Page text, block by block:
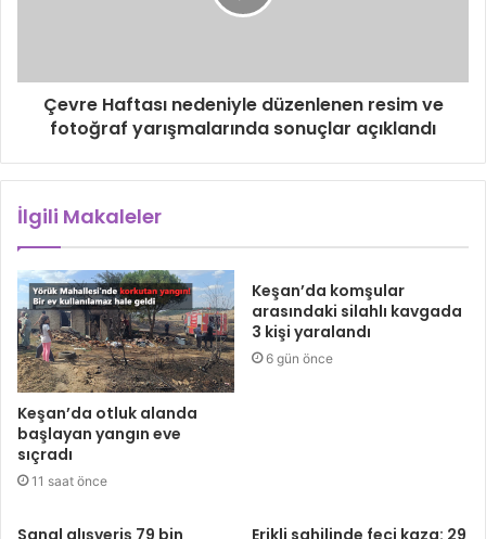
Çevre Haftası nedeniyle düzenlenen resim ve
fotoğraf yarışmalarında sonuçlar açıklandı
İlgili Makaleler
Keşan’da otluk alanda
başlayan yangın eve
sıçradı
11 saat önce
Keşan’da komşular
arasındaki silahlı kavgada
3 kişi yaralandı
6 gün önce
Sanal alışveriş 79 bin
Erikli sahilinde feci kaza: 29